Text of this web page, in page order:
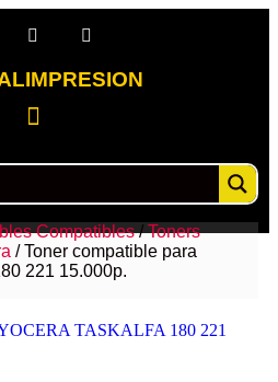
Compatibles/Toners
/ Toner compatible para
221 15.000p.